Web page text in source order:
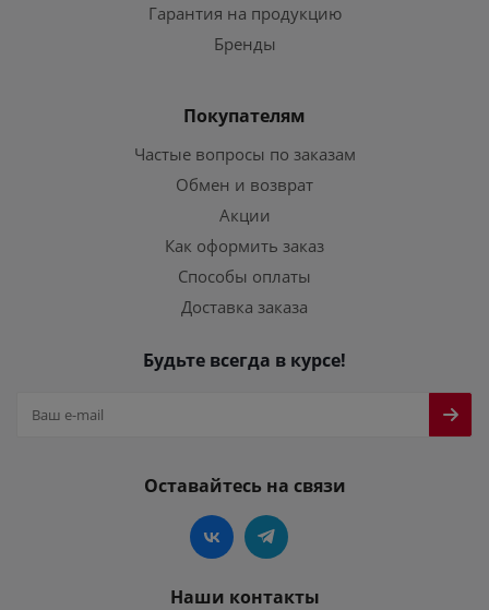
Гарантия на продукцию
Бренды
Покупателям
Частые вопросы по заказам
Обмен и возврат
Акции
Как оформить заказ
Способы оплаты
Доставка заказа
Будьте всегда в курсе!
Оставайтесь на связи
Наши контакты